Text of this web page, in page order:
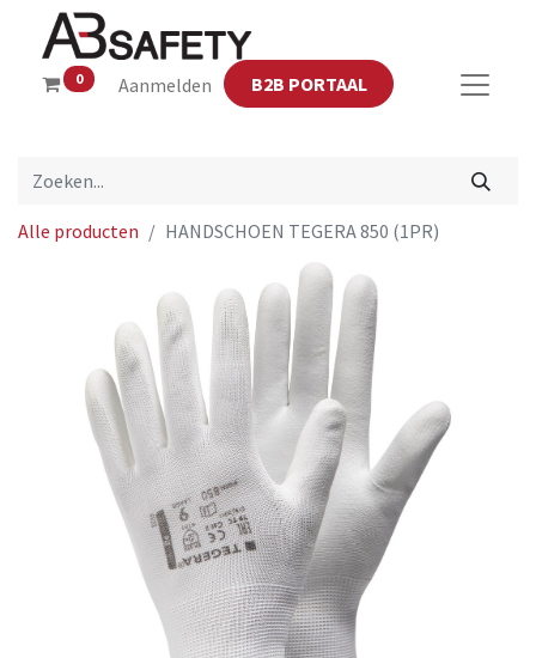
0 Aanmelden B2B PORTAAL
Alle producten HANDSCHOEN TEGERA 850 (1PR)